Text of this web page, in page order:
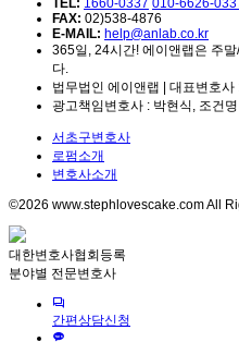
TEL: 1660-0337 010-6626-
FAX: 02)538-4876
E-MAIL: help@anlab.co.kr
365일, 24시간! 에이앤랩은 주
다.
법무법인 에이앤랩 | 대표변호사
광고책임변호사 : 박현식, 조건명
서초구변호사
로펌소개
변호사소개
©2026 www.stephlovescake.com All
대한변호사협회등록
분야별 전문변호사
간편상담신청